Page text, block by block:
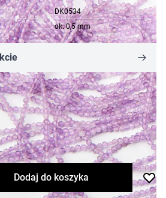
DK0534
ok. 0,5 mm
Dostępność:średnia
Dodaj do koszyka